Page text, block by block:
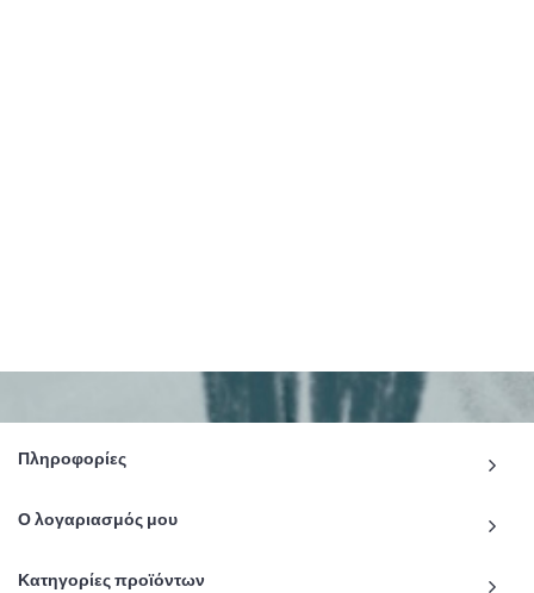
Πληροφορίες
Ο λογαριασμός μου
Κατηγορίες προϊόντων